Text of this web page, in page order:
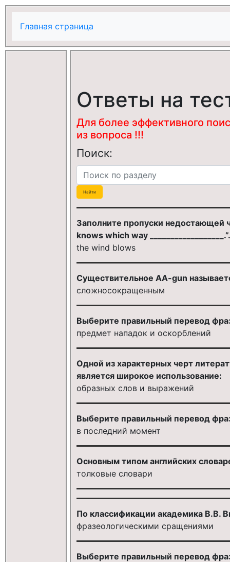
Главная страница
Ответы на
Для более эффективного
из вопроса !!!
Поиск:
Заполните пропуски недостающей
knows which way __________________.”.
the wind blows
Существительное AA-gun
сложносокращенным
Выберите правильный перевод
предмет нападок и оскорблений
Одной из характерных черт
является широкое использование:
образных слов и выражений
Выберите правильный перевод
в последний момент
Основным типом английских
толковые словари
По классификации академика В.В.
фразеологическими сращениями
Выберите правильный перевод